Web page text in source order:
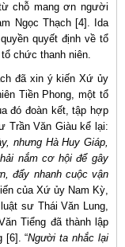
chỗ mang ơn người
Ngọc Thạch [4]. Ida
quyết định về tổ
chức thanh niên.
đã xin ý kiến Xứ ủy
Tiền Phong, một tổ
đó đoàn kết, tập hợp
Trần Văn Giàu kể lại:
nhưng Hà Huy Giáp,
nắm cơ hội để gây
đẩy nhanh cuộc vận
của Xứ ủy Nam Kỳ,
sư Thái Văn Lung,
Tiểng đã thành lập
[6]. “Người ta nhắc lại